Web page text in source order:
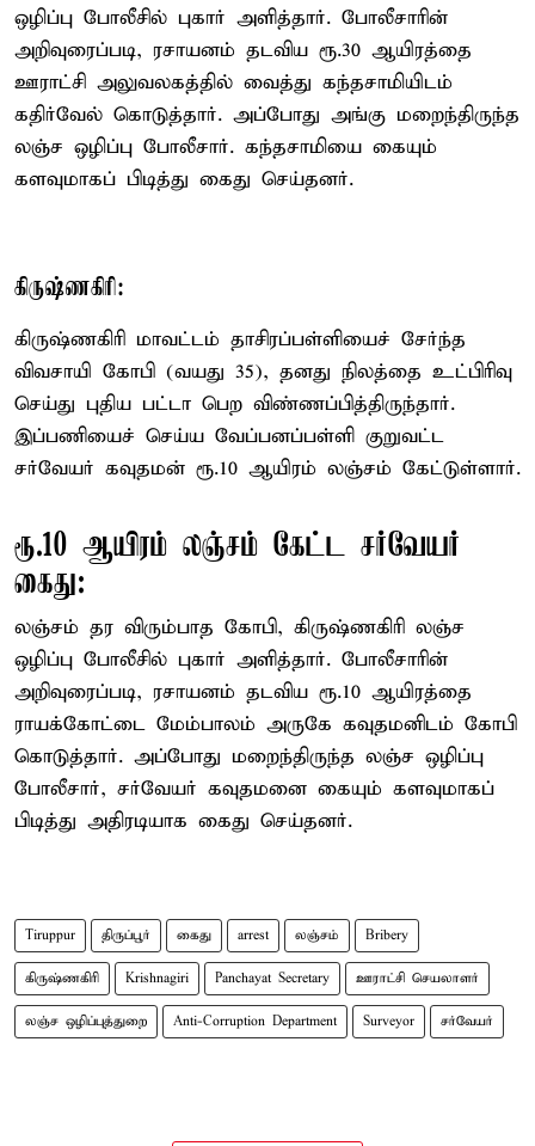
ஒழிப்பு போலீசில் புகார் அளித்தார். போலீசாரின்
அறிவுரைப்படி, ரசாயனம் தடவிய ரூ.30 ஆயிரத்தை
ஊராட்சி அலுவலகத்தில் வைத்து கந்தசாமியிடம்
கதிர்வேல் கொடுத்தார். அப்போது அங்கு மறைந்திருந்த
லஞ்ச ஒழிப்பு போலீசார். கந்தசாமியை கையும்
களவுமாகப் பிடித்து கைது செய்தனர்.
கிருஷ்ணகிரி:
கிருஷ்ணகிரி மாவட்டம் தாசிரப்பள்ளியைச் சேர்ந்த
விவசாயி கோபி (வயது 35), தனது நிலத்தை உட்பிரிவு
செய்து புதிய பட்டா பெற விண்ணப்பித்திருந்தார்.
இப்பணியைச் செய்ய வேப்பனப்பள்ளி குறுவட்ட
சர்வேயர் கவுதமன் ரூ.10 ஆயிரம் லஞ்சம் கேட்டுள்ளார்.
ரூ.10 ஆயிரம் லஞ்சம் கேட்ட சர்வேயர்
கைது:
லஞ்சம் தர விரும்பாத கோபி, கிருஷ்ணகிரி லஞ்ச
ஒழிப்பு போலீசில் புகார் அளித்தார். போலீசாரின்
அறிவுரைப்படி, ரசாயனம் தடவிய ரூ.10 ஆயிரத்தை
ராயக்கோட்டை மேம்பாலம் அருகே கவுதமனிடம் கோபி
கொடுத்தார். அப்போது மறைந்திருந்த லஞ்ச ஒழிப்பு
போலீசார், சர்வேயர் கவுதமனை கையும் களவுமாகப்
பிடித்து அதிரடியாக கைது செய்தனர்.
Tiruppur திருப்பூர் கைது arrest லஞ்சம் Bribery
கிருஷ்ணகிரி Krishnagiri Panchayat Secretary ஊராட்சி செயலாளர்
லஞ்ச ஒழிப்புத்துறை Anti-Corruption Department Surveyor சர்வேயர்